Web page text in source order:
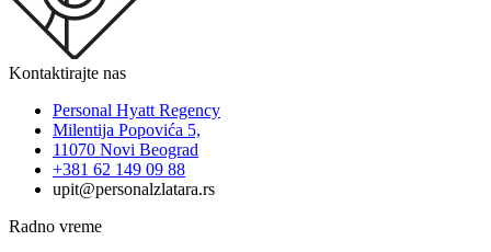
Kontaktirajte nas
Personal Hyatt Regency
Milentija Popovića 5,
11070 Novi Beograd
+381 62 149 09 88
upit@personalzlatara.rs
Radno vreme